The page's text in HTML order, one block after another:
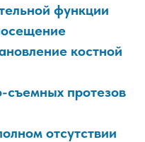
функции
костной
съемных протезов
отсутствии